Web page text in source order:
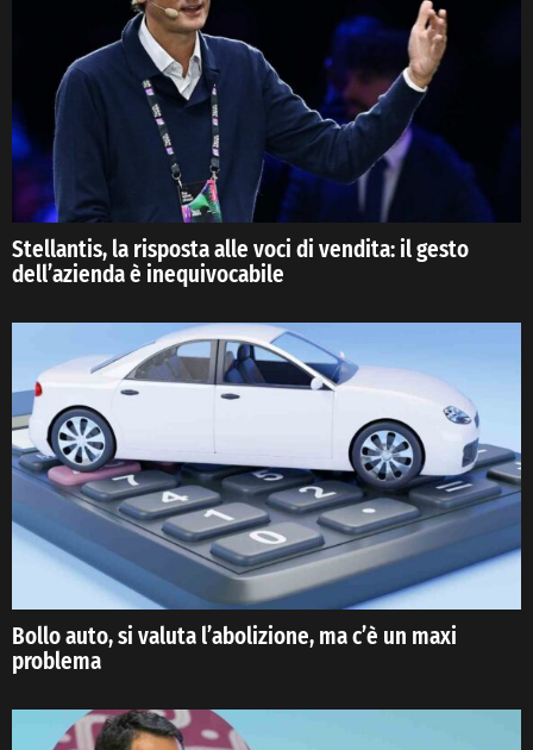
Stellantis, la risposta alle voci di vendita: il gesto
dell’azienda è inequivocabile
Bollo auto, si valuta l’abolizione, ma c’è un maxi
problema